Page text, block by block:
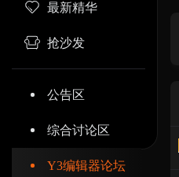
最新精华
抢沙发
公告区
综合讨论区
Y3编辑器论坛